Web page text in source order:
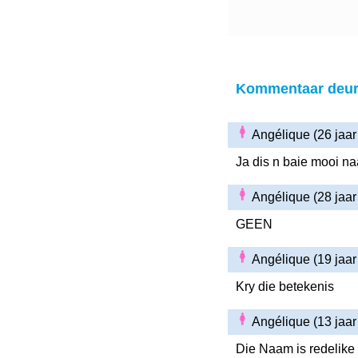
Kommentaar
Angélique (26
Ja dis n baie mooi
Angélique (28
GEEN
Angélique (19
Kry die betekenis
Angélique (13
Die Naam is redelike